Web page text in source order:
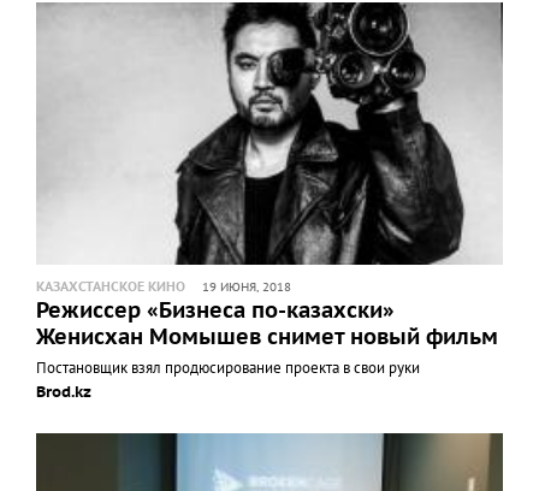
КАЗАХСТАНСКОЕ КИНО 19 ИЮНЯ, 2018
Режиссер «Бизнеса по-казахски»
Женисхан Момышев снимет новый фильм
Постановщик взял продюсирование проекта в свои руки
Brod.kz